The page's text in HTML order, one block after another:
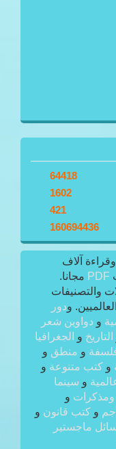
64418
1602
421
160694436
آلاف
PDF مجانا.
والتصنيفات
ودور
و دواوين شعر
التاريخ و الجغرافيا
و منطق و
و كتب متنوعة و
و سينما
ومذكرات و
و كتب قانون و
ماجستير